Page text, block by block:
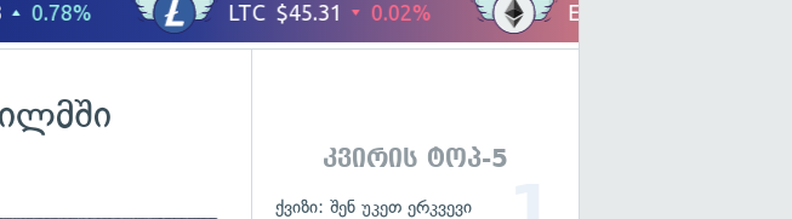
კვირის ტოპ-5
ქვიზი: შენ უკეთ ერკვევი